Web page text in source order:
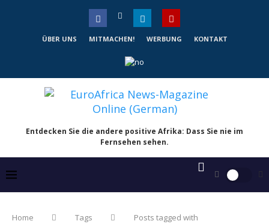
ÜBER UNS MITMACHEN! WERBUNG KONTAKT
Entdecken Sie die andere positive Afrika: Dass Sie nie im
Fernsehen sehen.
Home Tags
Posts tagged with